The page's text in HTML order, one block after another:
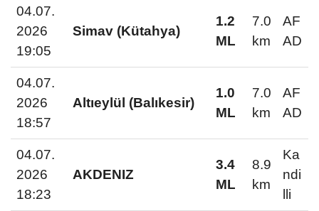
04.07.
2026
19:05
Simav (Kütahya)
1.2
ML
7.0
km
AF
AD
04.07.
2026
18:57
Altıeylül (Balıkesir)
1.0
ML
7.0
km
AF
AD
04.07.
2026
18:23
AKDENIZ
3.4
ML
8.9
km
Ka
ndi
lli